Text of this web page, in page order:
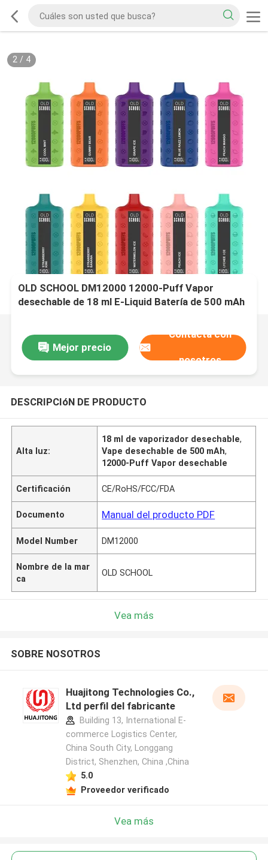
2/ 4
OLD SCHOOL DM12000 12000-Puff Vapor
desechable de 18 ml E-Liquid Batería de 500 mAh
Mejor precio
Contacta con
nosotros
DESCRIPCIóN DE PRODUCTO
Alta luz:
18 ml de vaporizador desechable,
Vape desechable de 500 mAh,
12000-Puff Vapor desechable
Certificación CE/RoHS/FCC/FDA
Documento Manual del producto PDF
Model Number DM12000
Nombre de la mar
ca
OLD SCHOOL
Vea más
SOBRE NOSOTROS
Huajitong Technologies Co.,
Ltd perfil del fabricante
Building 13, International E-
commerce Logistics Center,
China South City, Longgang
District, Shenzhen, China ,China
5.0
Proveedor verificado
Vea más